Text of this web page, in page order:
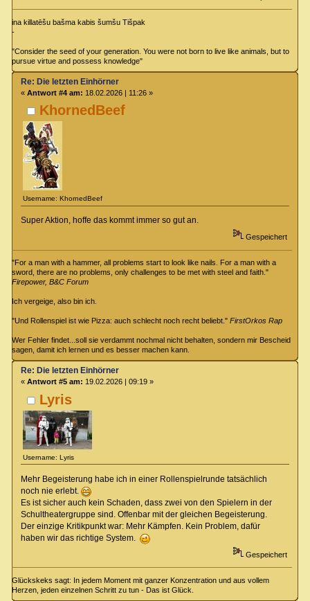
ina killatēšu bašma kabis šumšu Tišpak
-
"Consider the seed of your generation. You were not born to live like animals, but to
pursue virtue and possess knowledge"
KhornedBeef
Username: KhornedBeef
Re: Die letzten Einhörner
« Antwort #4 am: 18.02.2026 | 11:26 »
Super Aktion, hoffe das kommt immer so gut an.
Gespeichert
"For a man with a hammer, all problems start to look like nails. For a man with a
sword, there are no problems, only challenges to be met with steel and faith."
Firepower, B&C Forum
Ich vergeige, also bin ich.
"Und Rollenspiel ist wie Pizza: auch schlecht noch recht beliebt."FirstOrkos Rap
Wer Fehler findet...soll sie verdammt nochmal nicht behalten, sondern mir Bescheid
sagen, damit ich lernen und es besser machen kann.
Lyris
Username: Lyris
Re: Die letzten Einhörner
« Antwort #5 am: 19.02.2026 | 09:19 »
Mehr Begeisterung habe ich in einer Rollenspielrunde tatsächlich
noch nie erlebt.
Es ist sicher auch kein Schaden, dass zwei von den Spielern in der
Schultheatergruppe sind. Offenbar mit der gleichen Begeisterung.
Der einzige Kritikpunkt war: Mehr Kämpfen. Kein Problem, dafür
haben wir das richtige System.
Gespeichert
Glückskeks sagt: In jedem Moment mit ganzer Konzentration und aus vollem
Herzen, jeden einzelnen Schritt zu tun - Das ist Glück.